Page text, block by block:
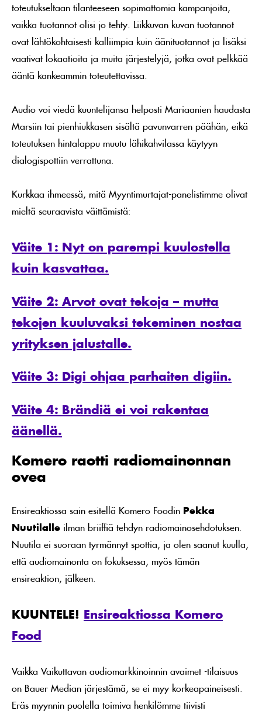
toteutukseltaan tilanteeseen sopimattomia kampanjoita,
vaikka tuotannot olisi jo tehty. Liikkuvan kuvan tuotannot
ovat lähtökohtaisesti kalliimpia kuin äänituotannot ja lisäksi
vaativat lokaatioita ja muita järjestelyjä, jotka ovat pelkkää
ääntä kankeammin toteutettavissa.
Audio voi viedä kuuntelijansa helposti Mariaanien haudasta
Marsiin tai pienhiukkasen sisältä pavunvarren päähän, eikä
toteutuksen hintalappu muutu lähikahvilassa käytyyn
dialogispottiin verrattuna.
Kurkkaa ihmeessä, mitä Myyntimurtajat-panelistimme olivat
mieltä seuraavista väittämistä:
Väite 1: Nyt on parempi kuulostella
kuin kasvattaa.
Väite 2: Arvot ovat tekoja – mutta
tekojen kuuluvaksi tekeminen nostaa
yrityksen jalustalle.
Väite 3: Digi ohjaa parhaiten digiin.
Väite 4: Brändiä ei voi rakentaa
äänellä.
Komero raotti radiomainonnan
ovea
Ensireaktiossa sain esitellä Komero Foodin Pekka
Nuutilalle ilman briiffiä tehdyn radiomainosehdotuksen.
Nuutila ei suoraan tyrmännyt spottia, ja olen saanut kuulla,
että audiomainonta on fokuksessa, myös tämän
ensireaktion, jälkeen.
KUUNTELE! Ensireaktiossa Komero
Food
Vaikka Vaikuttavan audiomarkkinoinnin avaimet -tilaisuus
on Bauer Median järjestämä, se ei myy korkeapaineisesti.
Eräs myynnin puolella toimiva henkilömme tiivisti